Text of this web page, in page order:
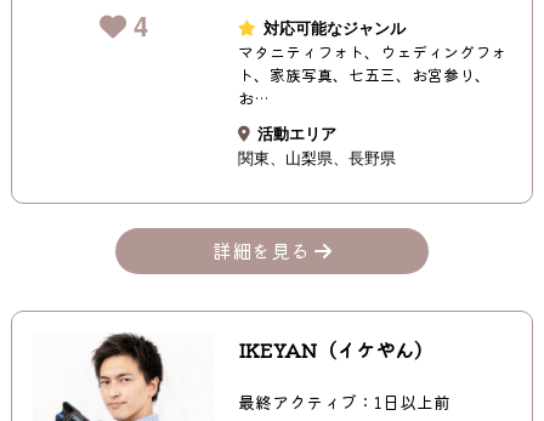
4
対応可能なジャンル
マタニティフォト、ウェディングフォ
ト、家族写真、七五三、お宮参り、
お…
活動エリア
関東
山梨県 長野県
詳細を見る
IKEYAN（イケやん）
最終アクティブ：1日以上前